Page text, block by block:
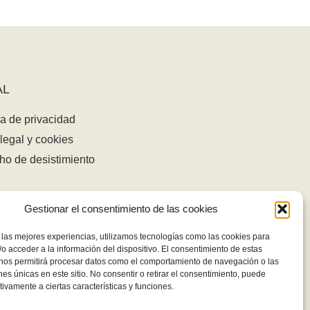
Gestionar el consentimiento de las cookies
mejores experiencias, utilizamos tecnologías como las cookies para
acceder a la información del dispositivo. El consentimiento de estas
permitirá procesar datos como el comportamiento de navegación o las
únicas en este sitio. No consentir o retirar el consentimiento, puede
a ciertas características y funciones.
de privacidad
y cookies
de desistimiento